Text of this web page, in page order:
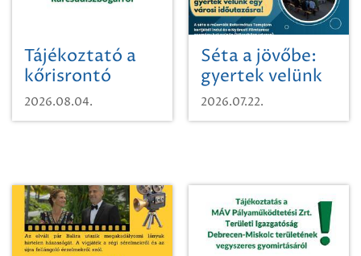
Tájékoztató a
kőrisrontó
karcsúdíszbogárról
2026.08.04.
Séta a jövőbe:
gyertek velünk
egy városi
időutazásra!
2026.07.22.